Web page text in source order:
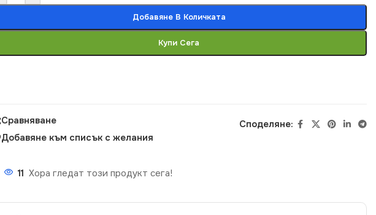
Добавяне В Количката
Купи Сега
Сравняване
Добавяне към списък с желания
Споделяне:
11 Хора гледат този продукт сега!